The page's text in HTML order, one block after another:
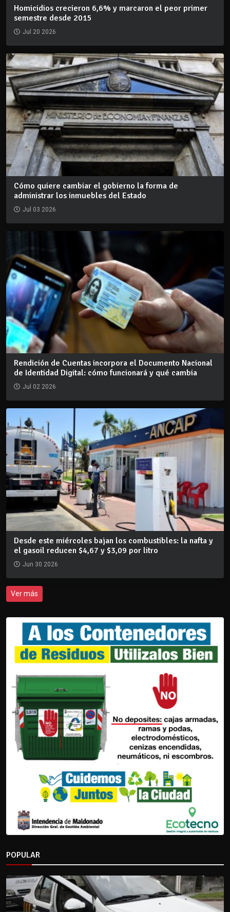
Homicidios crecieron 6,6% y marcaron el peor primer
semestre desde 2015
Jul 20 2026
Cómo quiere cambiar el gobierno la forma de
administrar los inmuebles del Estado
Jul 03 2026
Rendición de Cuentas incorpora el Documento Nacional
de Identidad Digital: cómo funcionará y qué cambia
Jul 02 2026
Desde este miércoles bajan los combustibles: la nafta y
el gasoil reducen $4,67 y $3,09 por litro
Jun 30 2026
Ver más
POPULAR